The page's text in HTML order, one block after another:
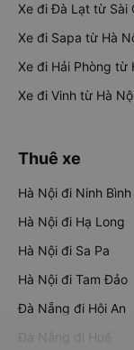
Xe đi Đà Lạt từ Sài
Xe đi Sapa từ Hà
Xe đi Hải Phòng từ
Xe đi Vinh từ Hà
Thuê xe
Hà Nội đi Ninh Bình
Hà Nội đi Hạ Long
Hà Nội đi Sa Pa
Hà Nội đi Tam Đảo
Đà Nẵng đi Hội An
Đà Nẵng đi Huế